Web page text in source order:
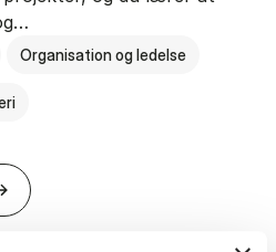
Organisation og ledelse
HA i pro­jekt­le­del­se